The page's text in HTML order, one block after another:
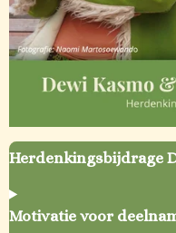
Herdenkingsbijdrage
Motivatie voor